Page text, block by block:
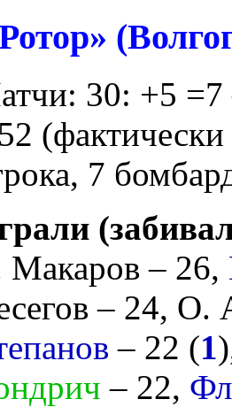
30: +5 =7
7
Макаров – 26,
– 24, О.
– 22 (1
– 22,